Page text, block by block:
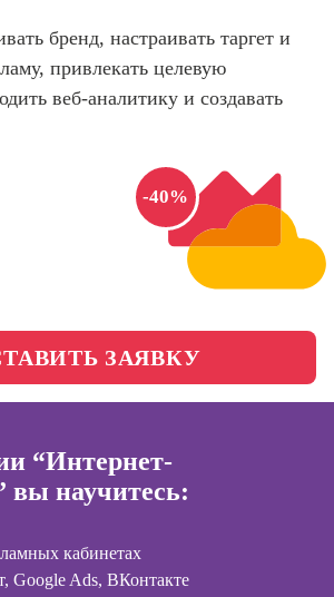
Профессия
Интернет-
маркетингу в
социальных
сетях (SMM-
менеджер)
Профессия
бренд, настраивать таргет и
привлекать целевую
веб-аналитику и создавать
-40%
ЗАЯВКУ
“Интернет-
вы научитесь:
кабинетах
Google Ads, ВКонтакте